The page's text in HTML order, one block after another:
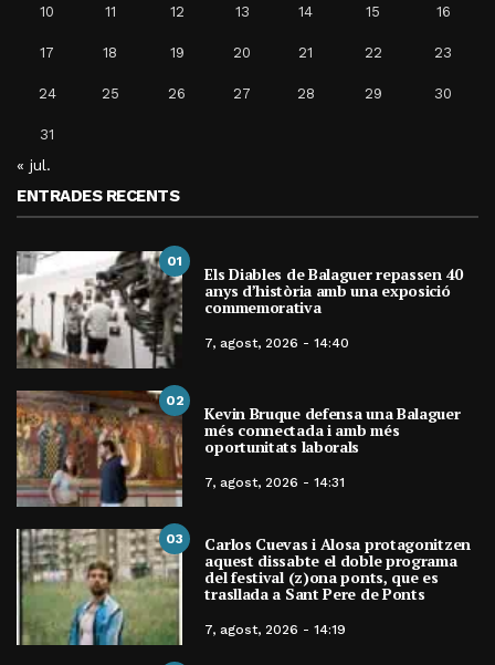
10 11 12 13 14 15 16
17 18 19 20 21 22 23
24 25 26 27 28 29 30
31
« jul.
ENTRADES RECENTS
01
Els Diables de Balaguer repassen 40
anys d’història amb una exposició
commemorativa
7, agost, 2026 - 14:40
02
Kevin Bruque defensa una Balaguer
més connectada i amb més
oportunitats laborals
7, agost, 2026 - 14:31
03 Carlos Cuevas i Alosa protagonitzen
aquest dissabte el doble programa
del festival (z)ona ponts, que es
trasllada a Sant Pere de Ponts
7, agost, 2026 - 14:19